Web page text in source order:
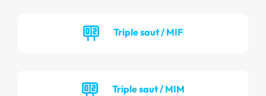
Triple saut / MIF
Triple saut / MIM